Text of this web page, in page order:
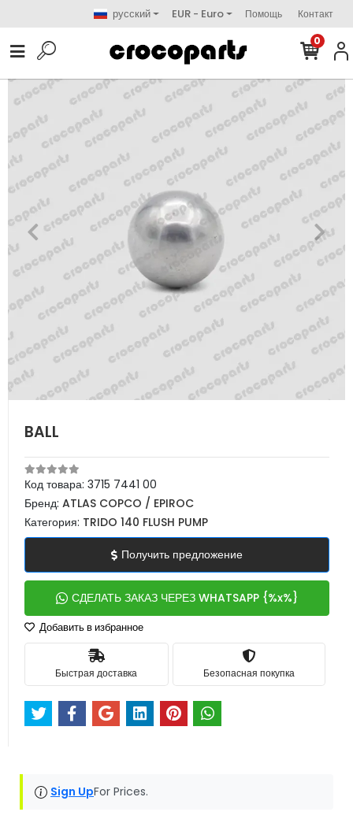
русский EUR - Euro Помощь Контакт
0
BALL
Код товара: 3715 7441 00
Бренд: ATLAS COPCO / EPIROC
Категория: TRIDO 140 FLUSH PUMP
Получить предложение
СДЕЛАТЬ ЗАКАЗ ЧЕРЕЗ WHATSAPP {%x%}
Добавить в избранное
Быстрая доставка Безопасная покупка
Sign UpFor Prices.